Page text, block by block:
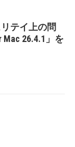
テイ上の問
26.4.1」を